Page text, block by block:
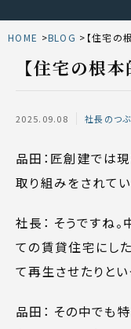
HOME BLOG 【住宅の
【住宅の根
2025.09.08 社長のつ
品田：匠創建では
取り組みをされて
社長： そうですね
ての賃貸住宅にし
て再生させたりとい
品田： その中でも